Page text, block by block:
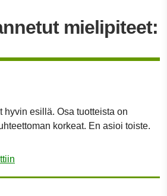
mielipiteet:
hyvin esillä. Osa tuotteista on
korkeat. En asioi toiste.